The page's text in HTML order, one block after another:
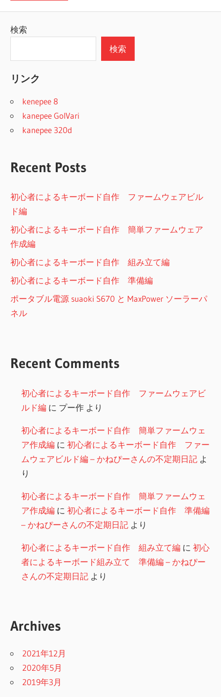
検索
検索
リンク
kenepee 8
kanepee GolVari
kanepee 320d
Recent Posts
初心者によるキーボード自作 ファームウェアビル
ド編
初心者によるキーボード自作 簡単ファームウェア
作成編
初心者によるキーボード自作 組み立て編
初心者によるキーボード自作 準備編
ポータブル電源 suaoki S670 と MaxPower ソーラーパ
ネル
Recent Comments
初心者によるキーボード自作 ファームウェアビ
ルド編 に プー作より
初心者によるキーボード自作 簡単ファームウェ
ア作成編 に 初心者によるキーボード自作 ファー
ムウェアビルド編 – かねぴーさんの不定期日記よ
り
初心者によるキーボード自作 簡単ファームウェ
ア作成編 に 初心者によるキーボード自作 準備編
– かねぴーさんの不定期日記より
初心者によるキーボード自作 組み立て編 に 初心
者によるキーボード組み立て 準備編 – かねぴー
さんの不定期日記より
Archives
2021年12月
2020年5月
2019年3月